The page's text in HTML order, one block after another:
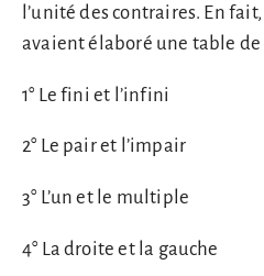
l’unité des contraires. En
avaient élaboré une table
1° Le fini et l’infini
2° Le pair et l’impair
3° L’un et le multiple
4° La droite et la gauche